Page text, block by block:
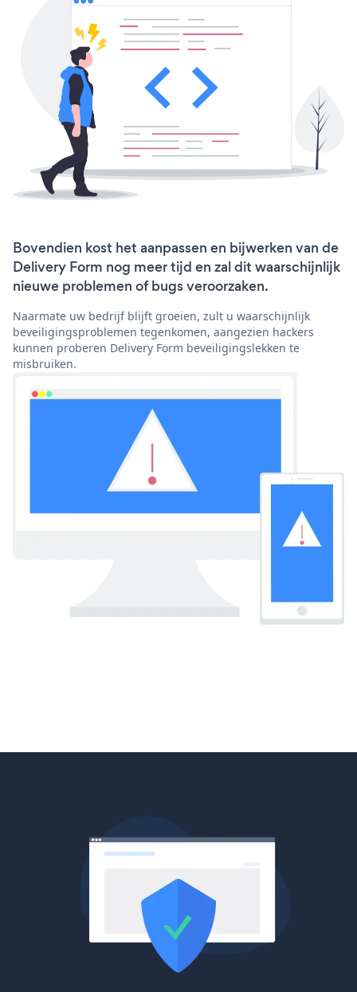
Bovendien kost het aanpassen en bijwerken van de
Delivery Form nog meer tijd en zal dit waarschijnlijk
nieuwe problemen of bugs veroorzaken.
Naarmate uw bedrijf blijft groeien, zult u waarschijnlijk
beveiligingsproblemen tegenkomen, aangezien hackers
kunnen proberen Delivery Form beveiligingslekken te
misbruiken.